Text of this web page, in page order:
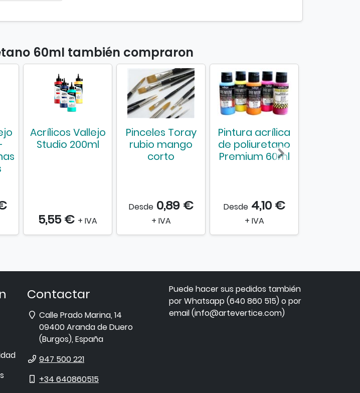
a
6
0
m
l
60ml también compraron
Acrílicos Vallejo
Studio 200ml
5,55 € + IVA
Pinceles Toray
rubio mango
corto
Desde 0,89 €
+ IVA
Pintura acrílica
de poliuretano
Premium 60ml
Desde 4,10 €
+ IVA
Contactar
Dirección
Calle Prado Marina, 14
09400Aranda de Duero
(Burgos), España
Teléfono
947 500 221
Móvil
+34 640860515
Puede hacer sus pedidos también
por Whatsapp (640 860 515) o por
email (info@artevertice.com)